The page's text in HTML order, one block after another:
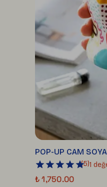
POP-UP CAM
(5)1
₺ 1,750.00